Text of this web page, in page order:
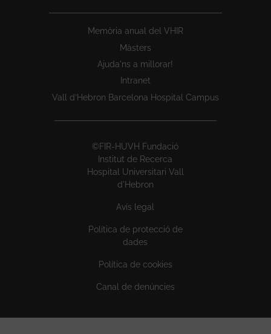
Memòria anual del VHIR
Màsters
Ajuda'ns a millorar!
Intranet
Vall d’Hebron Barcelona Hospital Campus
©FIR-HUVH Fundació
Institut de Recerca
Hospital Universitari Vall
d'Hebron
Avís legal
Política de protecció de
dades
Política de cookies
Canal de denúncies